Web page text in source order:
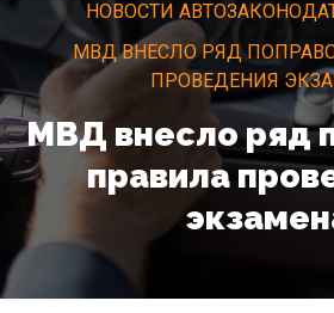
НОВОСТИ
МВД ВНЕСЛО РЯД
ПРОВЕДЕНИЯ
МВД внесло ряд
правила